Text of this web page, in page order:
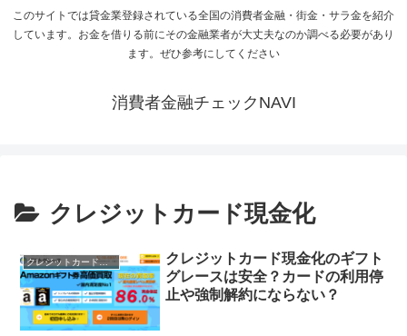
このサイトでは貸金業登録されている全国の消費者金融・街金・サラ金を紹介
しています。お金を借りる前にその金融業者が大丈夫なのか調べる必要があり
ます。ぜひ参考にしてください
消費者金融チェックNAVI
クレジットカード現金化
クレジットカード現金化
クレジットカード現金化のギフト
グレースは安全？カードの利用停
止や強制解約にならない？